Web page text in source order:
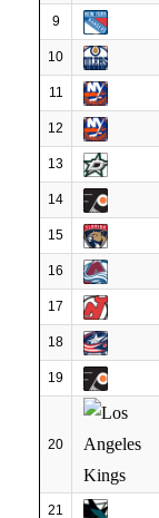
9
10
11
12
13
14
15
16
17
18
19
20
21